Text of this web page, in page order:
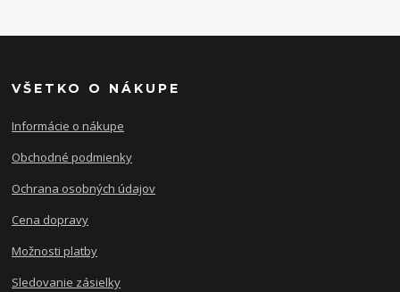
VŠETKO O NÁKUPE
Informácie o nákupe
Obchodné podmienky
Ochrana osobných údajov
Cena dopravy
Možnosti platby
Sledovanie zásielky